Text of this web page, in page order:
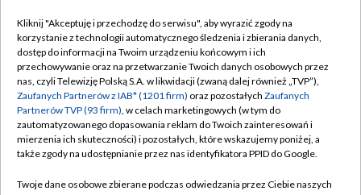
TVP
Abonament TVP
Emisja w TVP
Centrum informacji TVP
Naziemna Telewizja Cyfrowa
Regulamin TVP
Polityka prywatności
Moje zgody
Pomoc
Kliknij "Akceptuję i przechodzę do serwisu", aby wyrazić zgody na
korzystanie z technologii automatycznego śledzenia i zbierania danych,
dostęp do informacji na Twoim urządzeniu końcowym i ich
przechowywanie oraz na przetwarzanie Twoich danych osobowych przez
nas, czyli Telewizję Polską S.A. w likwidacji (zwaną dalej również „TVP”),
Zaufanych Partnerów z IAB* (1201 firm) oraz pozostałych Zaufanych
Partnerów TVP (93 firm), w celach marketingowych (w tym do
zautomatyzowanego dopasowania reklam do Twoich zainteresowań i
mierzenia ich skuteczności) i pozostałych, które wskazujemy poniżej, a
także zgody na udostępnianie przez nas identyfikatora PPID do Google.
Twoje dane osobowe zbierane podczas odwiedzania przez Ciebie naszych